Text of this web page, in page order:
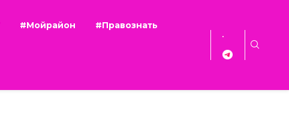
#Мойрайон #Правознать